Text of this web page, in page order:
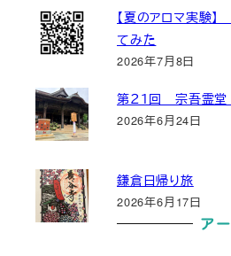
【夏のアロマ実験】
てみた
2026年7月8日
第２１回 宗吾霊堂
2026年6月24日
鎌倉日帰り旅
2026年6月17日
ア